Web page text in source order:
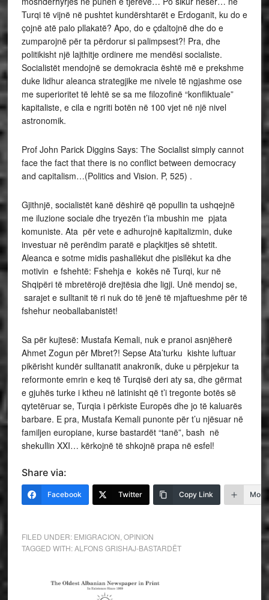
Turqi të vijnë në pushtet kundërshtarët e Erdoganit, ku do e
çojnë atë palo pllakatë? Apo, do e çdaltojnë dhe do e
zumparojnë për ta përdorur si palimpsest?! Pra, dhe
politikisht një lajthitje ordinere me mendësi socialiste.
Socialistët mendojnë se demokracia është më e prekshme
duke lidhur aleanca strategjike me nivele të ngjashme ose
me superioritet të lehtë se sa me filozofinë “konfliktuale”
kapitaliste, e cila e ngriti botën në 100 vjet në një nivel
astronomik.
Prof John Parick Diggins Says: The Socialist simply cannot
face the fact that there is no conflict between democracy
and capitalism…(Politics and Vision. P, 525) .
Gjithnjë, socialistët kanë dëshirë që popullin ta ushqejnë
me iluzione sociale dhe tryezën t’ia mbushin me pjata
komuniste. Ata për vete e adhurojnë kapitalizmin, duke
investuar në perëndim paratë e plaçkitjes së shtetit.
Aleanca e sotme midis pashallëkut dhe pisllëkut ka dhe
motivin e fshehtë: Fshehja e kokës në Turqi, kur në
Shqipëri të mbretërojë drejtësia dhe ligji. Unë mendoj se,
sarajet e sulltanit të ri nuk do të jenë të mjaftueshme për të
fshehur neoballabanistët!
Sa për kujtesë: Mustafa Kemali, nuk e pranoi asnjëherë
Ahmet Zogun për Mbret?! Sepse Ata’turku kishte luftuar
pikërisht kundër sulltanatit anakronik, duke u përpjekur ta
reformonte emrin e keq të Turqisë deri aty sa, dhe gërmat
e gjuhës turke i ktheu në latinisht që t’i tregonte botës së
qytetëruar se, Turqia i përkiste Europës dhe jo të kaluarës
barbare. E pra, Mustafa Kemali punonte për t’u njësuar në
familjen europiane, kurse bastardët “tanë”, bash në
shekullin XXI… kërkojnë të shkojnë prapa në esfel!
Share via:
Facebook Twitter Copy Link More
FILED UNDER: EMIGRACION OPINION
TAGGED WITH:ALFONS GRISHAJ-BASTARDËT